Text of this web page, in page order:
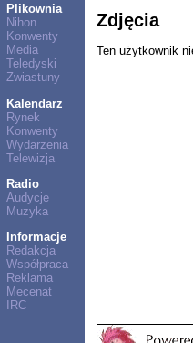
Plikownia
Nihon
Konwenty
Media
Teledyski
Zwiastuny
Kalendarz
Rynek
Konwenty
Wydarzenia
Telewizja
Radio
Audycje
Muzyka
Informacje
Redakcja
Współpraca
Reklama
Mecenat
IRC
Zdjęcia
Ten użytkownik